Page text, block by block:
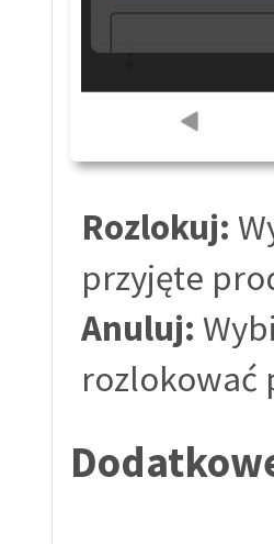
Rozlokuj:
przyjęte
Anuluj:
rozlokować